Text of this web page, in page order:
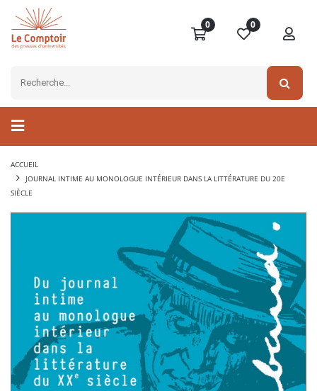
0 0
ACCUEIL
JOURNAL INTIME AU MONOLOGUE INTÉRIEUR DANS LA LITTÉRATURE DU 20E
SIÈCLE